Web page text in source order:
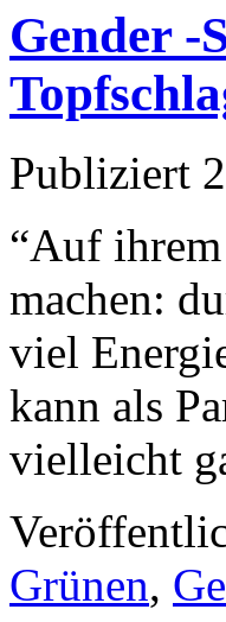
Gender -
Publiziert
“Auf
machen:
viel
kann als
vielleicht
Grünen,